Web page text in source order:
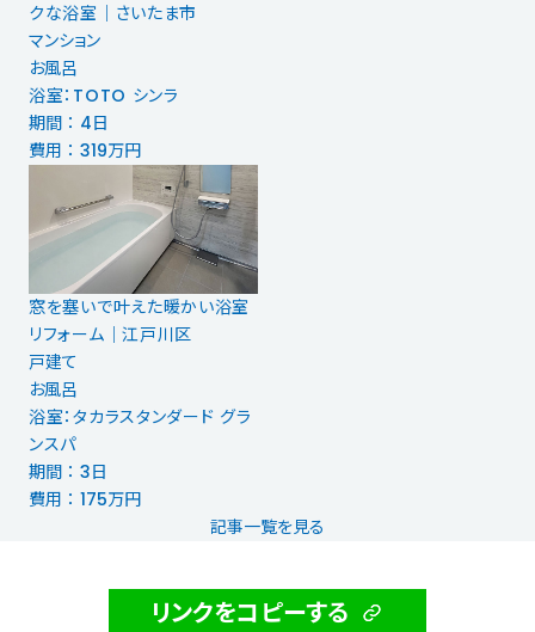
クな浴室｜さいたま市
マンション
お風呂
浴室：TOTO シンラ
期間 ： 4日
費用 ： 319万円
窓を塞いで叶えた暖かい浴室
リフォーム｜江戸川区
戸建て
お風呂
浴室：タカラスタンダード グラ
ンスパ
期間 ： 3日
費用 ： 175万円
記事一覧を見る
リンクをコピーする